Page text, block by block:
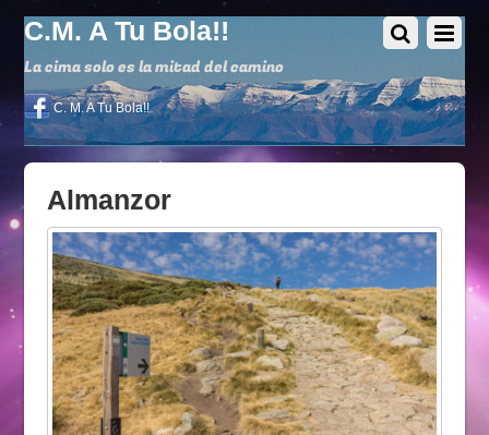
C.M. A Tu Bola!!
La cima solo es la mitad del camino
C. M. A Tu Bola!!
Almanzor